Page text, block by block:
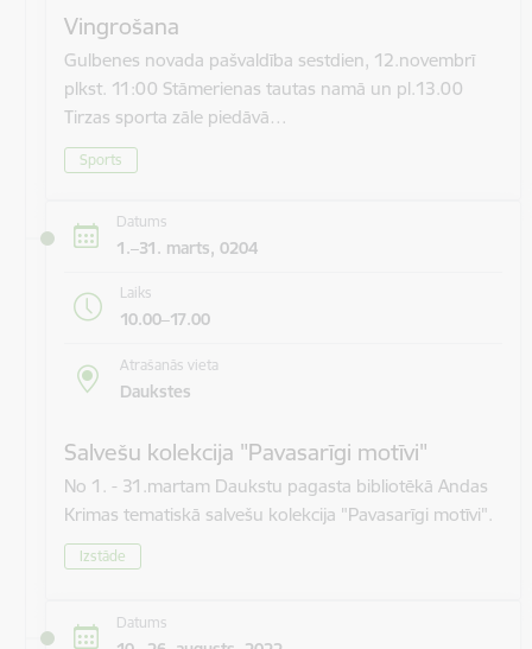
Vingrošana
Gulbenes novada pašvaldība sestdien, 12.novembrī
plkst. 11:00 Stāmerienas tautas namā un pl.13.00
Tirzas sporta zāle piedāvā…
Sports
Datums
1.–31. marts, 0204
Laiks
10.00–17.00
Atrašanās vieta
Daukstes
Salvešu kolekcija "Pavasarīgi motīvi"
No 1. - 31.martam Daukstu pagasta bibliotēkā Andas
Krimas tematiskā salvešu kolekcija "Pavasarīgi motīvi".
Izstāde
Datums